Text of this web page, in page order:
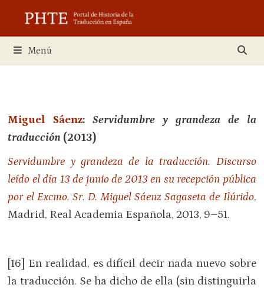
contenido
Menú
Miguel Sáenz:Servidumbre y grandeza de la
traducción (2013)
Servidumbre y grandeza de la traducción. Discurso
leído el día 13 de junio de 2013 en su recepción pública
por el Excmo. Sr. D. Miguel Sáenz Sagaseta de Ilúrido,
Madrid, Real Academia Española, 2013, 9–51.
[16] En realidad, es difícil decir nada nuevo sobre
la traducción. Se ha dicho de ella (sin distinguirla